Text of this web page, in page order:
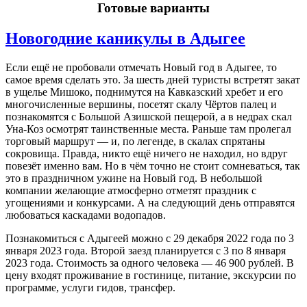
Готовые варианты
Новогодние каникулы в Адыгее
Если ещё не пробовали отмечать Новый год в Адыгее, то
самое время сделать это. За шесть дней туристы встретят закат
в ущелье Мишоко, поднимутся на Кавказский хребет и его
многочисленные вершины, посетят скалу Чёртов палец и
познакомятся с Большой Азишской пещерой, а в недрах скал
Уна-Коз осмотрят таинственные места. Раньше там пролегал
торговый маршрут — и, по легенде, в скалах спрятаны
сокровища. Правда, никто ещё ничего не находил, но вдруг
повезёт именно вам. Но в чём точно не стоит сомневаться, так
это в праздничном ужине на Новый год. В небольшой
компании желающие атмосферно отметят праздник с
угощениями и конкурсами. А на следующий день отправятся
любоваться каскадами водопадов.
Познакомиться с Адыгеей можно с 29 декабря 2022 года по 3
января 2023 года. Второй заезд планируется с 3 по 8 января
2023 года. Стоимость за одного человека — 46 900 рублей. В
цену входят проживание в гостинице, питание, экскурсии по
программе, услуги гидов, трансфер.